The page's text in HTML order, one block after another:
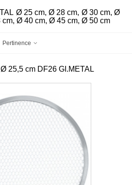
Ø 25 cm, Ø 28 cm, Ø 30 cm, Ø
Ø 40 cm, Ø 45 cm, Ø 50 cm
Pertinence
25,5 cm DF26 GI.METAL